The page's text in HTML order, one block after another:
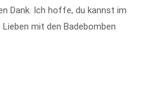
Dank. Ich hoffe, du kannst im
mit den Badebomben